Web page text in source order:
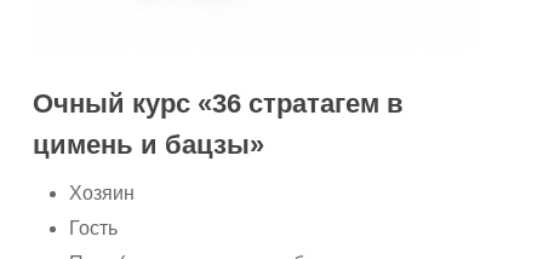
Очный курс «36 стратагем в
цимень и бацзы»
Хозяин
Гость